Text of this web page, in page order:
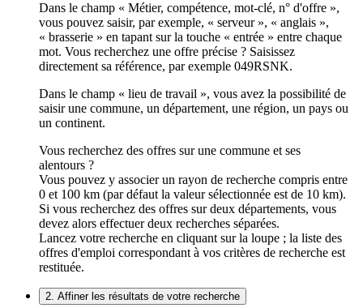
Dans le champ « Métier, compétence, mot-clé, n° d'offre »,
vous pouvez saisir, par exemple, « serveur », « anglais »,
« brasserie » en tapant sur la touche « entrée » entre chaque
mot. Vous recherchez une offre précise ? Saisissez
directement sa référence, par exemple 049RSNK.
Dans le champ « lieu de travail », vous avez la possibilité de
saisir une commune, un département, une région, un pays ou
un continent.
Vous recherchez des offres sur une commune et ses
alentours ?
Vous pouvez y associer un rayon de recherche compris entre
0 et 100 km (par défaut la valeur sélectionnée est de 10 km).
Si vous recherchez des offres sur deux départements, vous
devez alors effectuer deux recherches séparées.
Lancez votre recherche en cliquant sur la loupe ; la liste des
offres d'emploi correspondant à vos critères de recherche est
restituée.
2. Affiner les résultats de votre recherche